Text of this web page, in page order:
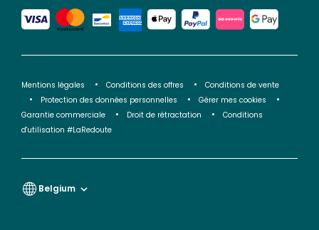
Mentions légales Conditions des offres
Conditions de vente
Protection des données personnelles
Gérer mes cookies
Garantie commerciale
Droit de rétractation
Conditions
d'utilisation #LaRedoute
Belgium